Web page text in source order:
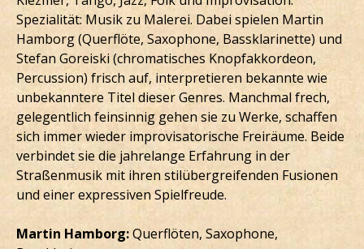
Spezialität: Musik zu Malerei. Dabei spielen Martin
Hamborg (Querflöte, Saxophone, Bassklarinette) und
Stefan Goreiski (chromatisches Knopfakkordeon,
Percussion) frisch auf, interpretieren bekannte wie
unbekanntere Titel dieser Genres. Manchmal frech,
gelegentlich feinsinnig gehen sie zu Werke, schaffen
sich immer wieder improvisatorische Freiräume. Beide
verbindet sie die jahrelange Erfahrung in der
Straßenmusik mit ihren stilübergreifenden Fusionen
und einer expressiven Spielfreude.
Martin Hamborg:Querflöten, Saxophone,